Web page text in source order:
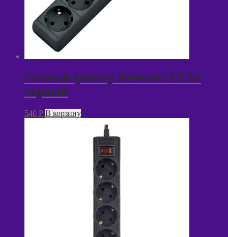
Сетевой фильтр Defender ES 5м
черный
540 P В корзину